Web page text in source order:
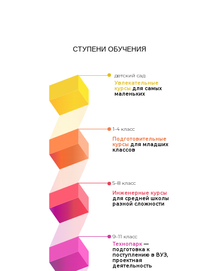
СТУПЕНИ ОБУЧЕНИЯ
9–11 класс
Технопарк —
подготовка к
поступлению в ВУЗ,
проектная
деятельность
5–8 класс
Инженерные курсы
для средней школы
разной сложности
1-4 класс
Подготовительные
курсы для младших
классов
детский сад
Увлекательные
курсы для самых
маленьких